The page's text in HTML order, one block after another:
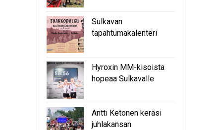
Sulkavan
tapahtumakalenteri
Hyroxin MM-kisoista
hopeaa Sulkavalle
Antti Ketonen keräsi
juhlakansan